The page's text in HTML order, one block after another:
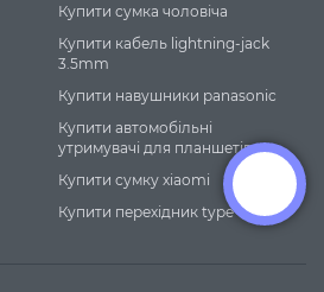
Купити сумка чоловіча
Купити кабель lightning-jack
3.5mm
Купити навушники panasonic
Купити автомобільні
утримувачі для планшетів
Купити сумку xiaomi
Купити перехідник type c